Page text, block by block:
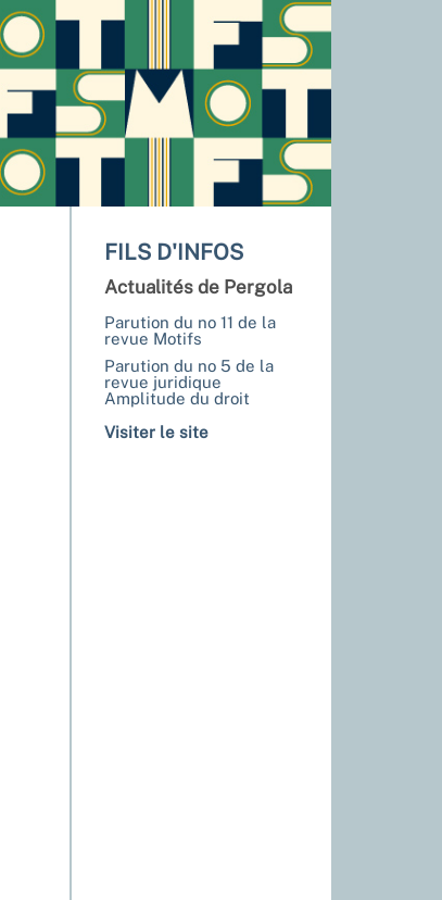
FILS D'INFOS
Actualités de Pergola
Parution du no 11 de la
revue Motifs
Parution du no 5 de la
revue juridique
Amplitude du droit
Visiter le site